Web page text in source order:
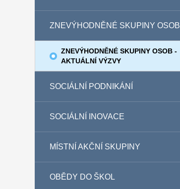
ZNEVÝHODNĚNÉ SKUPINY OSOB
ZNEVÝHODNĚNÉ SKUPINY OSOB -
AKTUÁLNÍ VÝZVY
SOCIÁLNÍ PODNIKÁNÍ
SOCIÁLNÍ INOVACE
MÍSTNÍ AKČNÍ SKUPINY
OBĚDY DO ŠKOL